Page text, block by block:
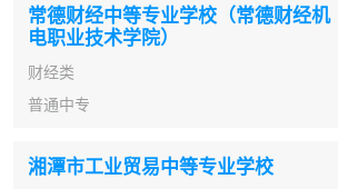
常德财经中等专业学校（常德财经机
电职业技术学院）
财经类
普通中专
湘潭市工业贸易中等专业学校